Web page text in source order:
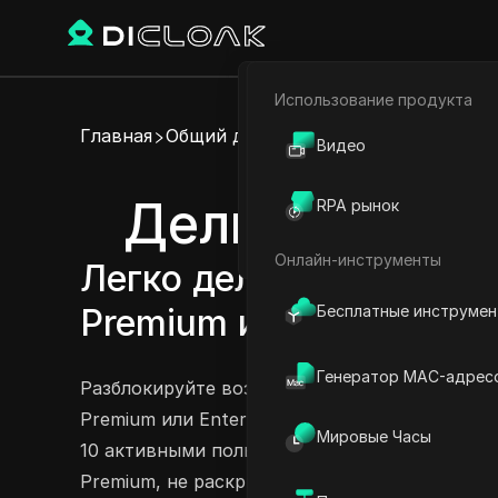
Электронная коммерция
Использование продукта
Видео
RPA рынок
Онлайн-инструменты
Бесплатные
Генератор MAC-
Мировые Часы
Главная Общий доступ к аккаунту
Делитесь
Легко делитесь
Premium и HumanLayer
Разблокируйте возможности HumanLayer,
Premium или Enterprise на разных
10 активными пользователями на плане
Premium, не раскрывая при этом свои